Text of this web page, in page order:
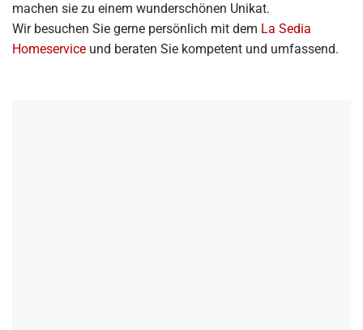
machen sie zu einem wunderschönen Unikat.
Wir besuchen Sie gerne persönlich mit dem La Sedia
Homeservice und beraten Sie kompetent und umfassend.